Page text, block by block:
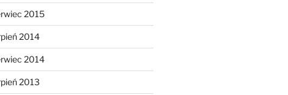
2015
2014
2014
2013